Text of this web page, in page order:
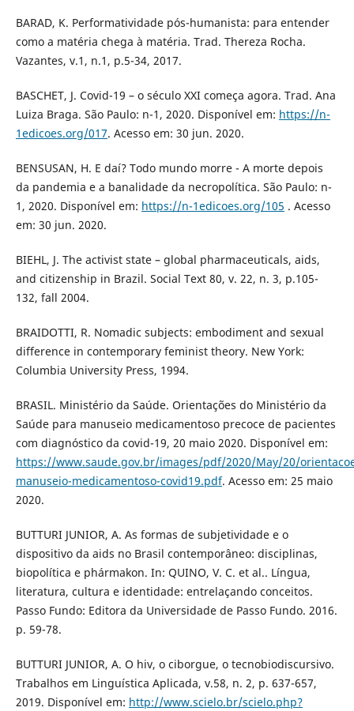
BARAD, K. Performatividade pós-humanista: para entender
como a matéria chega à matéria. Trad. Thereza Rocha.
Vazantes, v.1, n.1, p.5-34, 2017.
BASCHET, J. Covid-19 – o século XXI começa agora. Trad. Ana
Luiza Braga. São Paulo: n-1, 2020. Disponível em: https://n-
1edicoes.org/017. Acesso em: 30 jun. 2020.
BENSUSAN, H. E daí? Todo mundo morre - A morte depois
da pandemia e a banalidade da necropolítica. São Paulo: n-
1, 2020. Disponível em: https://n-1edicoes.org/105 . Acesso
em: 30 jun. 2020.
BIEHL, J. The activist state – global pharmaceuticals, aids,
and citizenship in Brazil. Social Text 80, v. 22, n. 3, p.105-
132, fall 2004.
BRAIDOTTI, R. Nomadic subjects: embodiment and sexual
difference in contemporary feminist theory. New York:
Columbia University Press, 1994.
BRASIL. Ministério da Saúde. Orientações do Ministério da
Saúde para manuseio medicamentoso precoce de pacientes
com diagnóstico da covid-19, 20 maio 2020. Disponível em:
https://www.saude.gov.br/images/pdf/2020/May/20/
manuseio-medicamentoso-covid19.pdf. Acesso em: 25 maio
2020.
BUTTURI JUNIOR, A. As formas de subjetividade e o
dispositivo da aids no Brasil contemporâneo: disciplinas,
biopolítica e phármakon. In: QUINO, V. C. et al.. Língua,
literatura, cultura e identidade: entrelaçando conceitos.
Passo Fundo: Editora da Universidade de Passo Fundo. 2016.
p. 59-78.
BUTTURI JUNIOR, A. O hiv, o ciborgue, o tecnobiodiscursivo.
Trabalhos em Linguística Aplicada, v.58, n. 2, p. 637-657,
2019. Disponível em: http://www.scielo.br/scielo.php?